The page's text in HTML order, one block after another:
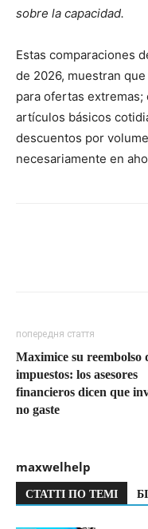
sobre la capacidad.
Estas comparaciones
de 2026, muestran
para ofertas extremas;
artículos básicos
descuentos por
necesariamente en
попередня стаття
Maximice su reembolso
impuestos: los asesores
financieros dicen que
no gaste
maxwelhelp
СТАТТІ ПО ТЕМІ